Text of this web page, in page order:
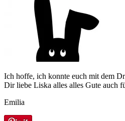
Ich hoffe, ich konnte euch mit dem
Dir liebe Liska alles alles Gute auch
Emilia